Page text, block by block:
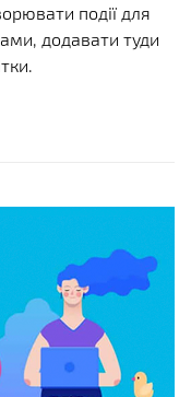
події для
додавати туди